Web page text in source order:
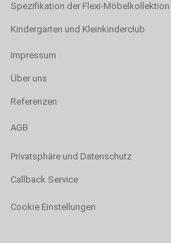
Spezifikation der Flexi-Möbelkollektion
Kindergarten und Kleinkinderclub
Impressum
Über uns
Referenzen
AGB
Privatsphäre und Datenschutz
Callback Service
Cookie Einstellungen